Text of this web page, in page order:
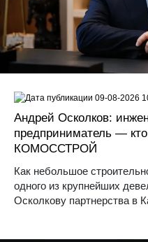
Андрей Осколков:
предприниматель —
КОМОССТРОЙ
Как небольшое
одного из крупнейших
Осколкову партнерства в
09-08-2026